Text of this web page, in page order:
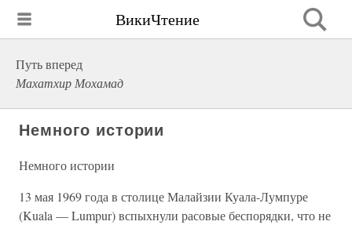
ВикиЧтение
Путь вперед
Махатхир Мохамад
Немного истории
Немного истории
13 мая 1969 года в столице Малайзии Куала-Лумпуре
(Kuala — Lumpur) вспыхнули расовые беспорядки, что не